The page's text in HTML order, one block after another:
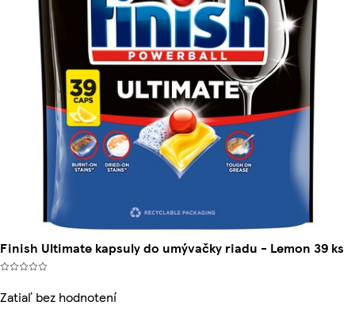
Finish Ultimate kapsuly do umývačky riadu - Lemon 39 ks
Zatiaľ bez hodnotení